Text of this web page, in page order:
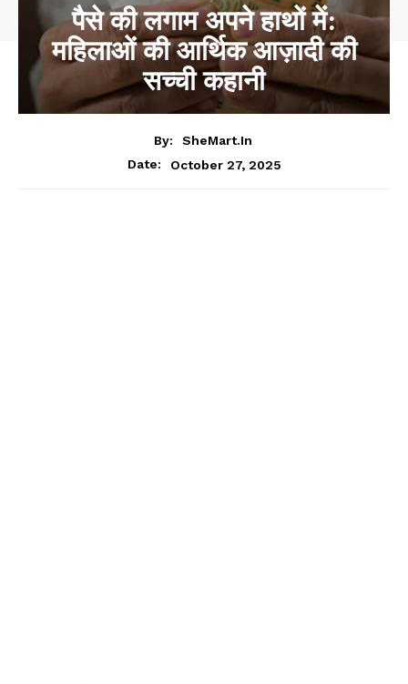
पैसे की लगाम अपने हाथों में:
महिलाओं की आर्थिक आज़ादी की
सच्ची कहानी
By:
SheMart.in
Date:
October 27, 2025